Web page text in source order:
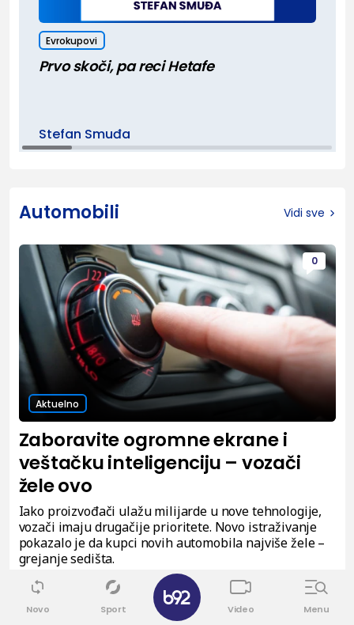
Evrokupovi
Prvo skoči, pa reci Hetafe
Stefan Smuđa
Automobili Vidi sve
0
Aktuelno
Zaboravite ogromne ekrane i
veštačku inteligenciju – vozači
žele ovo
Iako proizvođači ulažu milijarde u nove tehnologije,
vozači imaju drugačije prioritete. Novo istraživanje
pokazalo je da kupci novih automobila najviše žele –
grejanje sedišta.
Novo Sport Video Menu